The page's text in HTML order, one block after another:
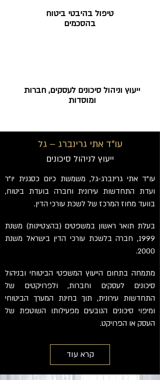
טיפול בהיבטי​ ביטוח
בהסכמים
ייעוץ וניהול סיכונים לעסקים, חברות
ומוסדות
עו"ד אתי גרינברג – גל
ייעוץ לניהול סיכונים
עו"ד אתי גרינברג-גל, משמשת כיום כסגנית יו"ר
ועדת התחדשות עירונית וחברה בועדת ביטוח,
בוועד מחוז המרכז של לשכת עורכי הדין.
בעלת תואר ראשון במשפטים (בהצטיינות) משנת
1999, חברה בלשכת עורכי הדין בישראל משנת
2000.
מתמחה בתחום הייעוץ המשפטי הביטוחי ובניהול
סיכונים לעסקים וחברות, ולפרויקטים של
התחדשות עירונית, תוך בחינת המערך הביטוחי
ומיפוי סיכונים הנובעים מפעילותו השוטפת של
העסק או הפרויקט.
קרא עוד